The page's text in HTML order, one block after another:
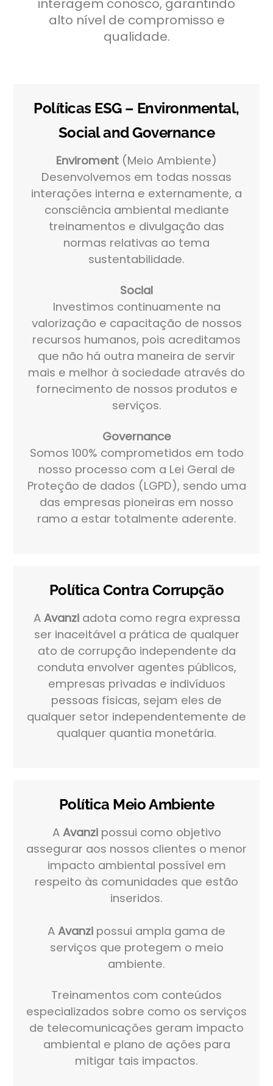
interagem conosco, garantindo
alto nível de compromisso e
qualidade.
Políticas ESG – Environmental,
Social and Governance
Enviroment (Meio Ambiente)
Desenvolvemos em todas nossas
interações interna e externamente, a
consciência ambiental mediante
treinamentos e divulgação das
normas relativas ao tema
sustentabilidade.
Social
Investimos continuamente na
valorização e capacitação de nossos
recursos humanos, pois acreditamos
que não há outra maneira de servir
mais e melhor à sociedade através do
fornecimento de nossos produtos e
serviços.
Governance
Somos 100% comprometidos em todo
nosso processo com a Lei Geral de
Proteção de dados (LGPD), sendo uma
das empresas pioneiras em nosso
ramo a estar totalmente aderente.
Política Contra Corrupção
A Avanziadota como regra expressa
ser inaceitável a prática de qualquer
ato de corrupção independente da
conduta envolver agentes públicos,
empresas privadas e indivíduos
pessoas físicas, sejam eles de
qualquer setor independentemente de
qualquer quantia monetária.
Política Meio Ambiente
A Avanzipossui como objetivo
assegurar aos nossos clientes o menor
impacto ambiental possível em
respeito às comunidades que estão
inseridos.
A Avanzi possui ampla gama de
serviços que protegem o meio
ambiente.
Treinamentos com conteúdos
especializados sobre como os serviços
de telecomunicações geram impacto
ambiental e plano de ações para
mitigar tais impactos.